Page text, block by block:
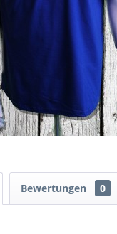
Bewertungen 0